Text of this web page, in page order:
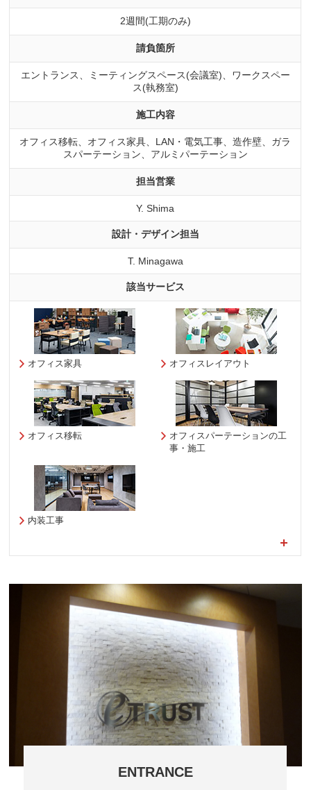
2週間(工期のみ)
請負箇所
エントランス、ミーティングスペース(会議室)、ワークスペー
ス(執務室)
施工内容
オフィス移転、オフィス家具、LAN・電気工事、造作壁、ガラ
スパーテーション、アルミパーテーション
担当営業
Y. Shima
設計・デザイン担当
T. Minagawa
該当サービス
オフィス家具 オフィスレイアウト
オフィス移転
オフィスパーテーションの工
事・施工
内装工事
ENTRANCE